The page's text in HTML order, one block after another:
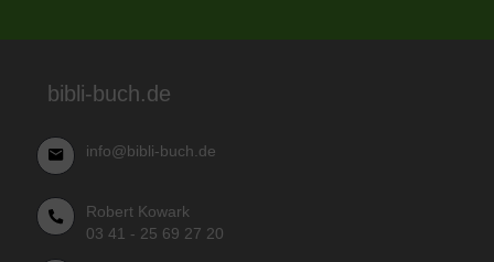
bibli-buch.de
info@bibli-buch.de
Robert Kowark
03 41 - 25 69 27 20